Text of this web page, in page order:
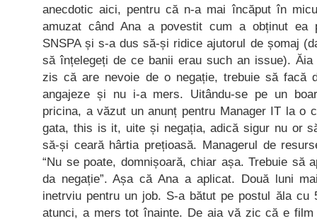
anecdotic aici, pentru că n-a mai încăput în
amuzat când Ana a povestit cum a obținut ea
SNSPA și s-a dus să-și ridice ajutorul de șomaj
să înțelegeți de ce banii erau such an issue).
zis că are nevoie de o negație, trebuie să facă
angajeze și nu i-a mers. Uitându-se pe un
pricina, a văzut un anunț pentru Manager IT la o
gata, this is it, uite și negația, adică sigur nu or
să-și ceară hârtia prețioasă. Managerul de
“Nu se poate, domnișoară, chiar așa. Trebuie să
da negație”. Așa că Ana a aplicat. Două luni
inetrviu pentru un job. S-a bătut pe postul ăla cu
atunci, a mers tot înainte. De aia vă zic că e